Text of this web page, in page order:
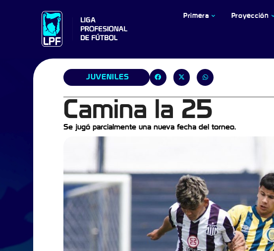
Primera Proyección
JUVENILES
Camina la 25
Se jugó parcialmente una nueva fecha del torneo.